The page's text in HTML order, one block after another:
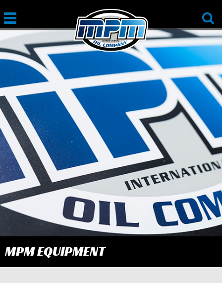
MPM EQUIPMENT